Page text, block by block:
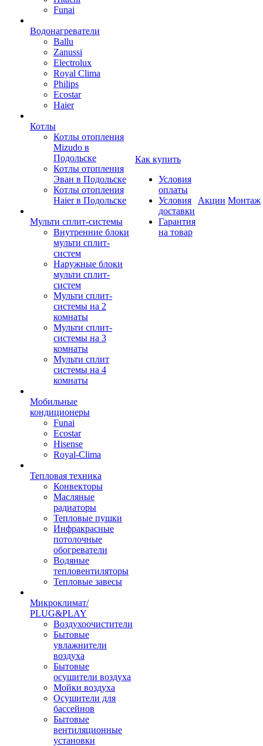
Funai
Водонагреватели
Ballu
Zanussi
Electrolux
Royal Clima
Philips
Ecostar
Haier
Котлы
Котлы отопления
Mizudo в
Подольске
Котлы отопления
Эван в Подольске
Котлы отопления
Haier в Подольске
Мульти сплит-системы
Внутренние блоки
мульти сплит-
систем
Наружные блоки
мульти сплит-
систем
Мульти сплит-
системы на 2
комнаты
Мульти сплит-
системы на 3
комнаты
Мульти сплит
системы на 4
комнаты
Мобильные
кондиционеры
Funai
Ecostar
Hisense
Royal-Clima
Тепловая техника
Конвекторы
Масляные
радиаторы
Тепловые пушки
Инфракрасные
потолочные
обогреватели
Водяные
тепловентиляторы
Тепловые завесы
Микроклимат/
PLUG&PLAY
Воздухоочистители
Бытовые
увлажнители
воздуха
Бытовые
осушители воздуха
Мойки воздуха
Осушители для
бассейнов
Бытовые
вентиляционные
установки
Как купить
Условия
оплаты
Условия
доставки
Гарантия
на товар
Акции Монтаж